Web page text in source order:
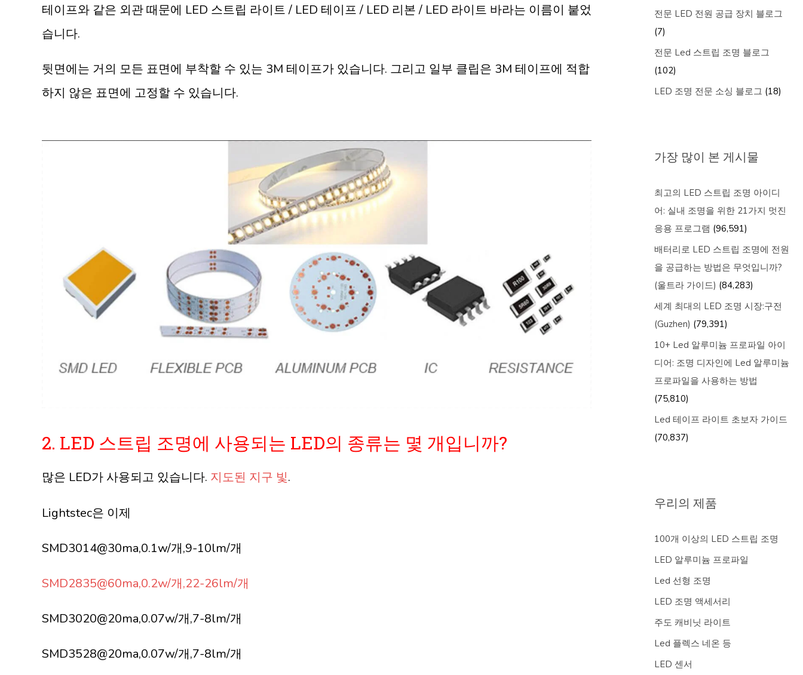
테이프와 같은 외관 때문에 LED 스트립 라이트 / LED 테이프 / LED 리본 / LED 라이트 바라는 이름이 붙었
습니다.
뒷면에는 거의 모든 표면에 부착할 수 있는 3M 테이프가 있습니다. 그리고 일부 클립은 3M 테이프에 적합
하지 않은 표면에 고정할 수 있습니다.
2. LED 스트립 조명에 사용되는 LED의 종류는 몇 개입니까?
많은 LED가 사용되고 있습니다. 지도된 지구 빛.
Lightstec은 이제
SMD3014@30ma,0.1w/개,9-10lm/개
SMD2835@60ma,0.2w/개,22-26lm/개
SMD3020@20ma,0.07w/개,7-8lm/개
SMD3528@20ma,0.07w/개,7-8lm/개
전문 LED 전원 공급 장치 블로그
(7)
전문 Led 스트립 조명 블로그
(102)
LED 조명 전문 소싱 블로그 (18)
가장 많이 본 게시물
최고의 LED 스트립 조명 아이디
어: 실내 조명을 위한 21가지 멋진
응용 프로그램 (96,591)
배터리로 LED 스트립 조명에 전원
을 공급하는 방법은 무엇입니까?
(울트라 가이드) (84,283)
세계 최대의 LED 조명 시장:구전
(Guzhen) (79,391)
10+ Led 알루미늄 프로파일 아이
디어: 조명 디자인에 Led 알루미늄
프로파일을 사용하는 방법
(75,810)
Led 테이프 라이트 초보자 가이드
(70,837)
우리의 제품
100개 이상의 LED 스트립 조명
LED 알루미늄 프로파일
Led 선형 조명
LED 조명 액세서리
주도 캐비닛 라이트
Led 플렉스 네온 등
LED 센서